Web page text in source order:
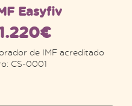
Easyfiv
de IMF acreditado
CS-0001